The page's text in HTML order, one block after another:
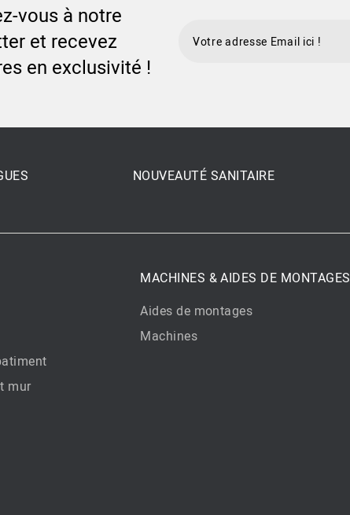
vous à notre
et recevez
en exclusivité !
NOUVEAUTÉ SANITAIRE
mur
MACHINES & AIDES DE MONTAGES
Aides de montages
Machines